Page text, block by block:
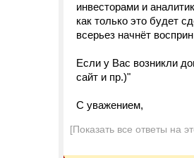
инвесторами и
как только это будет
всерьез начнёт
Если у Вас возникли
сайт и пр.)"
С уважением,
[Показать все ответы на